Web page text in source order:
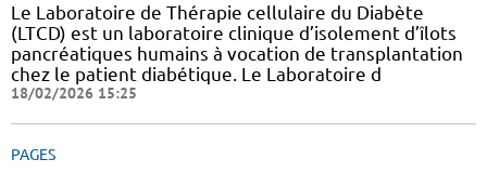
Le Laboratoire de Thérapie cellulaire du Diabète
(LTCD) est un laboratoire clinique d’isolement d’îlots
pancréatiques humains à vocation de transplantation
chez le patient diabétique. Le Laboratoire d
18/02/2026 15:25
PAGES